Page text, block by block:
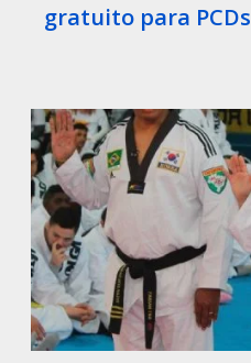
gratuito para PCDs